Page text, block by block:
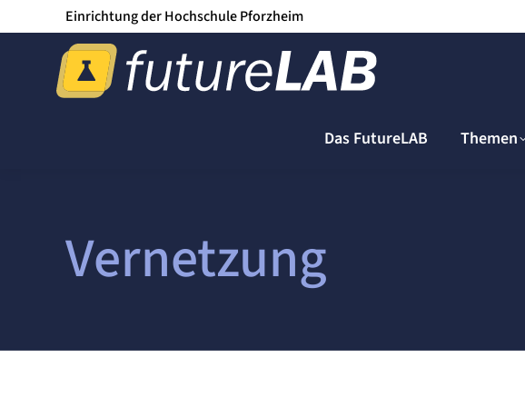
Einrichtung der Hochschule Pforzheim
Das FutureLAB Themen
Vernetzung